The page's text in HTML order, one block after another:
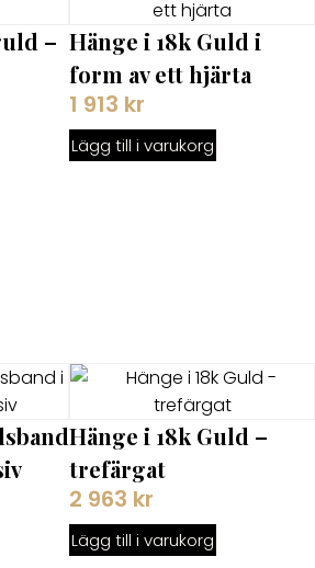
– Hänge i 18k Guld i
form av ett hjärta
1 913 kr
Lägg till i varukorg
Hänge i 18k Guld –
trefärgat
2 963 kr
Lägg till i varukorg